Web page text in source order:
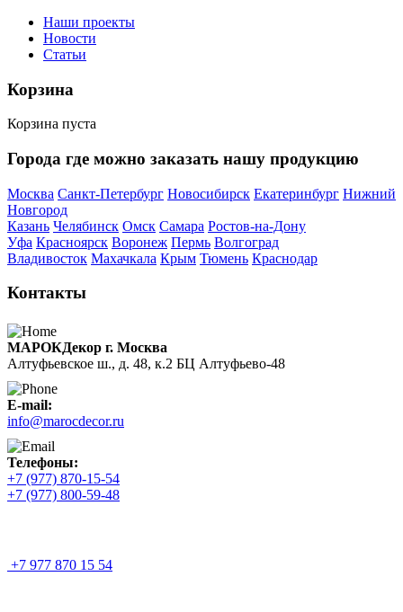
Наши проекты
Новости
Статьи
Корзина
Корзина пуста
Города где можно заказать нашу продукцию
Москва Санкт-Петербург Новосибирск Екатеринбург Нижний
Новгород
Казань Челябинск Омск Самара Ростов-на-Дону
Уфа Красноярск Воронеж Пермь Волгоград
Владивосток Махачкала Крым Тюмень Краснодар
Контакты
МАРОКДекор г. Москва
Алтуфьевское ш., д. 48, к.2 БЦ Алтуфьево-48
E-mail:
info@marocdecor.ru
Телефоны:
+7 (977) 870-15-54
+7 (977) 800-59-48
+7 977 870 15 54